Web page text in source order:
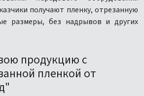
получают пленку, отрезанную
размеры, без надрывов и других
продукцию с
пленкой от